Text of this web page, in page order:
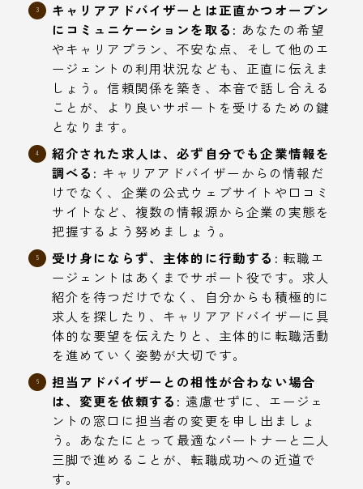
キャリアアドバイザーとは正直かつオープン
にコミュニケーションを取る: あなたの希望
やキャリアプラン、不安な点、そして他のエ
ージェントの利用状況なども、正直に伝えま
しょう。信頼関係を築き、本音で話し合える
ことが、より良いサポートを受けるための鍵
となります。
紹介された求人は、必ず自分でも企業情報を
調べる: キャリアアドバイザーからの情報だ
けでなく、企業の公式ウェブサイトや口コミ
サイトなど、複数の情報源から企業の実態を
把握するよう努めましょう。
受け身にならず、主体的に行動する: 転職エ
ージェントはあくまでサポート役です。求人
紹介を待つだけでなく、自分からも積極的に
求人を探したり、キャリアアドバイザーに具
体的な要望を伝えたりと、主体的に転職活動
を進めていく姿勢が大切です。
担当アドバイザーとの相性が合わない場合
は、変更を依頼する: 遠慮せずに、エージェ
ントの窓口に担当者の変更を申し出ましょ
う。あなたにとって最適なパートナーと二人
三脚で進めることが、転職成功への近道で
す。